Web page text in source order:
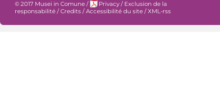
© 2017 Musei in Comune / Privacy / Exclusion de la
responsabilité / Credits / Accessibilité du site / XML-rss